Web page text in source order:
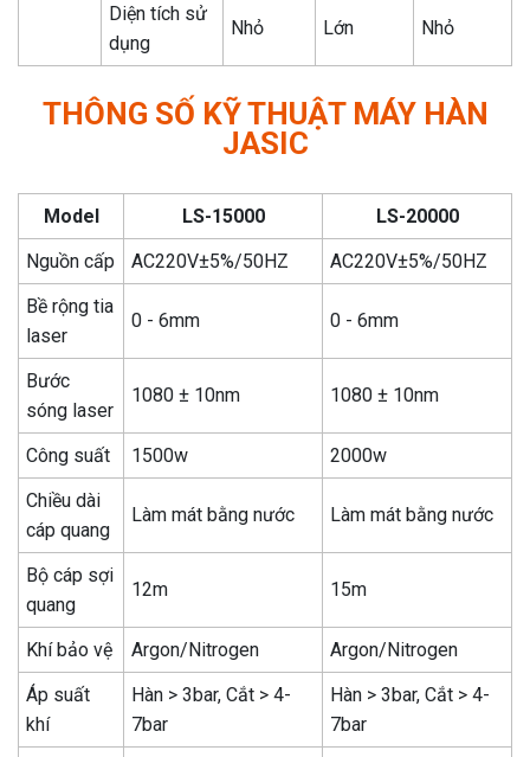
Diện tích sử
dụng
Nhỏ Lớn Nhỏ
THÔNG SỐ KỸ THUẬT MÁY HÀN
JASIC
Model LS-15000
LS-20000
Nguồn cấp
AC220V±5%/50HZ
AC220V±5%/50HZ
Bề rộng tia
laser
0 - 6mm 0 - 6mm
Bước
sóng laser
1080 ± 10nm 1080 ± 10nm
Công suất 1500w
2000w
Chiều dài
cáp quang
Làm mát bằng nước Làm mát bằng nước
Bộ cáp sợi
quang
12m 15m
Khí bảo vệ Argon/Nitrogen
Argon/Nitrogen
Áp suất
khí
Hàn > 3bar, Cắt > 4-
7bar
Hàn > 3bar, Cắt > 4-
7bar